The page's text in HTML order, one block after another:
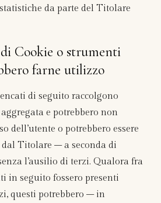
da parte del Titolare
Cookie o strumenti
farne utilizzo
di seguito raccolgono
e potrebbero non
dell’utente o potrebbero essere
Titolare – a seconda di
l’ausilio di terzi. Qualora fra
in seguito fossero presenti
questi potrebbero – in